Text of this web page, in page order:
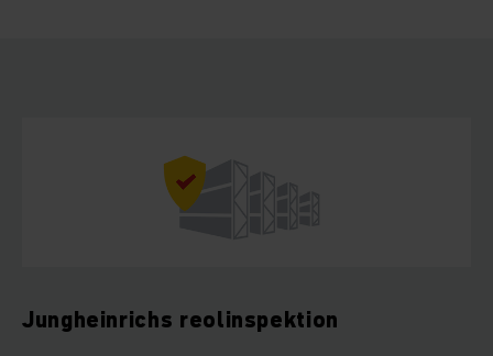
Jungheinrichs reolinspektion